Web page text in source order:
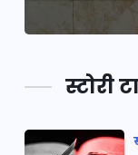
स्टोरी